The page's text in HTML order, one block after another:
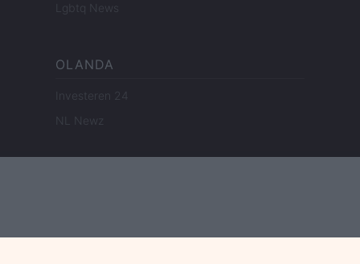
Lgbtq News
OLANDA
Investeren 24
NL Newz